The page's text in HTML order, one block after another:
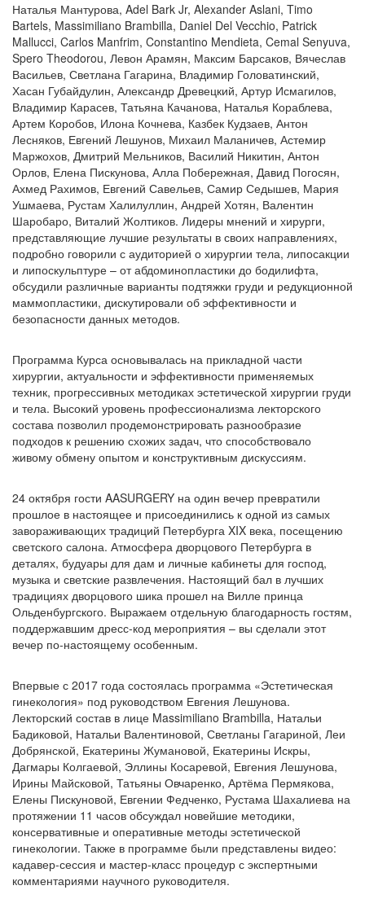
Наталья Мантурова, Adel Bark Jr, Alexander Aslani, Timo
Bartels, Massimiliano Brambilla, Daniel Del Vecchio, Patrick
Mallucci, Carlos Manfrim, Constantino Mendieta, Cemal Senyuva,
Spero Theodorou, Левон Арамян, Максим Барсаков, Вячеслав
Васильев, Светлана Гагарина, Владимир Головатинский,
Хасан Губайдулин, Александр Древецкий, Артур Исмагилов,
Владимир Карасев, Татьяна Качанова, Наталья Кораблева,
Артем Коробов, Илона Кочнева, Казбек Кудзаев, Антон
Лесняков, Евгений Лешунов, Михаил Маланичев, Астемир
Маржохов, Дмитрий Мельников, Василий Никитин, Антон
Орлов, Елена Пискунова, Алла Побережная, Давид Погосян,
Ахмед Рахимов, Евгений Савельев, Самир Седышев, Мария
Ушмаева, Рустам Халилуллин, Андрей Хотян, Валентин
Шаробаро, Виталий Жолтиков. Лидеры мнений и хирурги,
представляющие лучшие результаты в своих направлениях,
подробно говорили с аудиторией о хирургии тела, липосакции
и липоскульптуре – от абдоминопластики до бодилифта,
обсудили различные варианты подтяжки груди и редукционной
маммопластики, дискутировали об эффективности и
безопасности данных методов.
Программа Курса основывалась на прикладной части
хирургии, актуальности и эффективности применяемых
техник, прогрессивных методиках эстетической хирургии груди
и тела. Высокий уровень профессионализма лекторского
состава позволил продемонстрировать разнообразие
подходов к решению схожих задач, что способствовало
живому обмену опытом и конструктивным дискуссиям.
24 октября гости AASURGERY на один вечер превратили
прошлое в настоящее и присоединились к одной из самых
завораживающих традиций Петербурга XIX века, посещению
светского салона. Атмосфера дворцового Петербурга в
деталях, будуары для дам и личные кабинеты для господ,
музыка и светские развлечения. Настоящий бал в лучших
традициях дворцового шика прошел на Вилле принца
Ольденбургского. Выражаем отдельную благодарность гостям,
поддержавшим дресс-код мероприятия – вы сделали этот
вечер по-настоящему особенным.
Впервые с 2017 года состоялась программа «Эстетическая
гинекология» под руководством Евгения Лешунова.
Лекторский состав в лице Massimiliano Brambilla, Натальи
Бадиковой, Натальи Валентиновой, Светланы Гагариной, Леи
Добрянской, Екатерины Жумановой, Екатерины Искры,
Дагмары Колгаевой, Эллины Косаревой, Евгения Лешунова,
Ирины Майсковой, Татьяны Овчаренко, Артёма Пермякова,
Елены Пискуновой, Евгении Федченко, Рустама Шахалиева на
протяжении 11 часов обсуждал новейшие методики,
консервативные и оперативные методы эстетической
гинекологии. Также в программе были представлены видео:
кадавер-сессия и мастер-класс процедур с экспертными
комментариями научного руководителя.